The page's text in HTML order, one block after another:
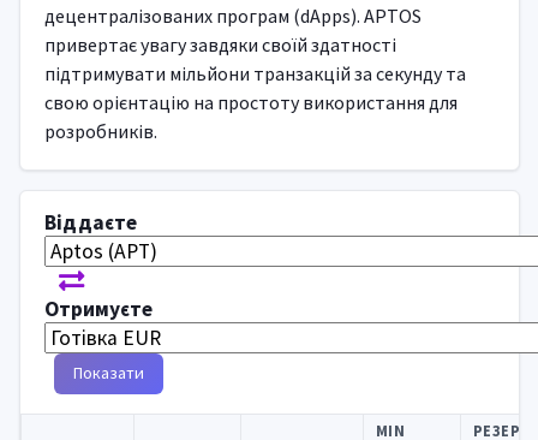
децентралізованих програм (dApps). APTOS
привертає увагу завдяки своїй здатності
підтримувати мільйони транзакцій за секунду та
свою орієнтацію на простоту використання для
розробників.
Віддаєте
Отримуєте
Показати
MIN РЕЗЕРВ